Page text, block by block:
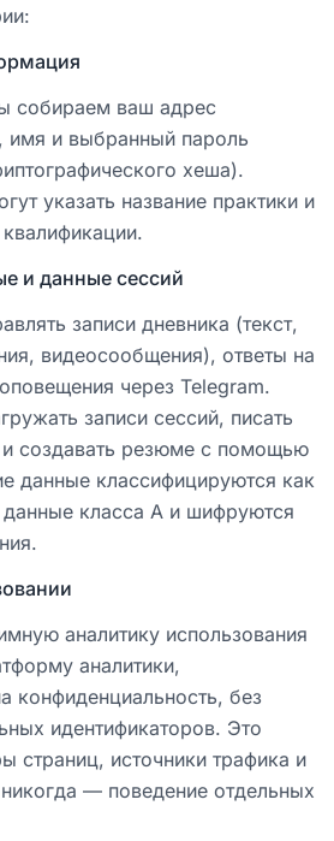
собираем ваш адрес
имя и выбранный пароль
хеша).
указать название практики и
и данные сессий
записи дневника (текст,
видеосообщения), ответы на
через Telegram.
записи сессий, писать
и создавать резюме с помощью
данные классифицируются как
класса A и шифруются
аналитику использования
аналитики,
конфиденциальность, без
идентификаторов. Это
страниц, источники трафика и
— поведение отдельных